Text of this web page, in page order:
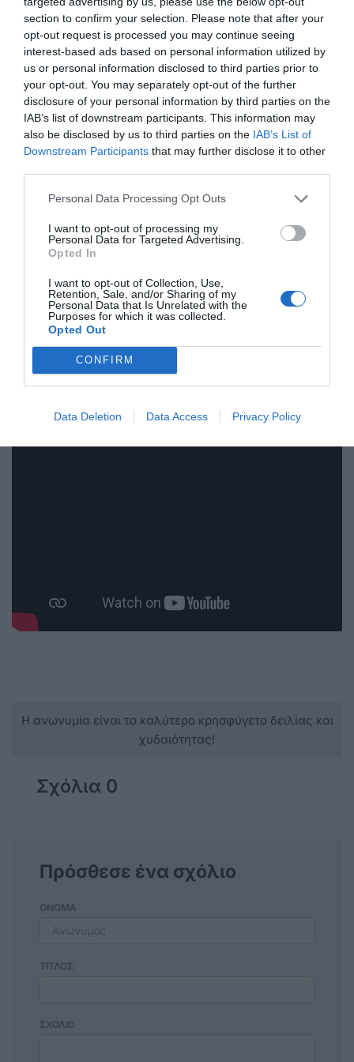
section to confirm your selection. Please note that after your
opt-out request is processed you may continue seeing
interest-based ads based on personal information utilized by
us or personal information disclosed to third parties prior to
your opt-out. You may separately opt-out of the further
disclosure of your personal information by third parties on the
IAB’s list of downstream participants. This information may
also be disclosed by us to third parties on the IAB’s List of
Downstream Participants that may further disclose it to other
Personal Data Processing Opt Outs
I want to opt-out of processing my
Personal Data for Targeted Advertising.
Opted In
I want to opt-out of Collection, Use,
Retention, Sale, and/or Sharing of my
Personal Data that Is Unrelated with the
Purposes for which it was collected.
Opted Out
CONFIRM
Data Deletion Data Access Privacy Policy
δήλωσε ο Γιώργος Δούβας αλλά και ο Γιώργος
Κιντής ο οποίος μάλιστα αποκάλυψε ότι οι
αθλητικές υπερπροσπάθειες του φίλου του,
αποτέλεσαν και για τον ίδιο πηγή έμπνευσης και
δύναμης να ασχοληθεί με τον αθλητισμό.
Ευχόμαστε ολόψυχα καλή επιτυχία στην
Σάντυ Λαδικού
Η ανωνυμία είναι το καλύτερο κρησφύγετο δειλίας και
χυδαιότητας!
Σχόλια 0
Πρόσθεσε ένα σχόλιο
ΟΝΟΜΑ
ΤΙΤΛΟΣ
ΣΧΟΛΙΟ